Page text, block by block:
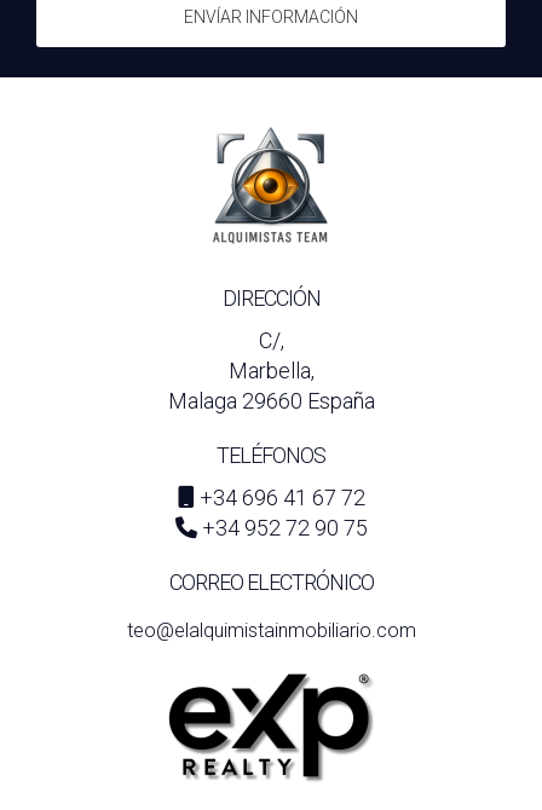
ENVÍAR INFORMACIÓN
DIRECCIÓN
C/,
Marbella,
Malaga 29660 España
TELÉFONOS
+34 696 41 67 72
+34 952 72 90 75
CORREO ELECTRÓNICO
teo@elalquimistainmobiliario.com